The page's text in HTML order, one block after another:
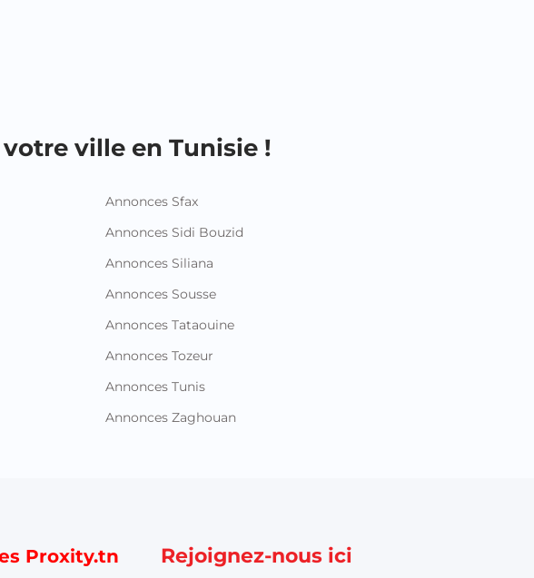
ville en Tunisie !
Annonces Sfax
Annonces Sidi Bouzid
Annonces Siliana
Annonces Sousse
Annonces Tataouine
Annonces Tozeur
Annonces Tunis
Annonces Zaghouan
Proxity.tn Rejoignez-nous ici